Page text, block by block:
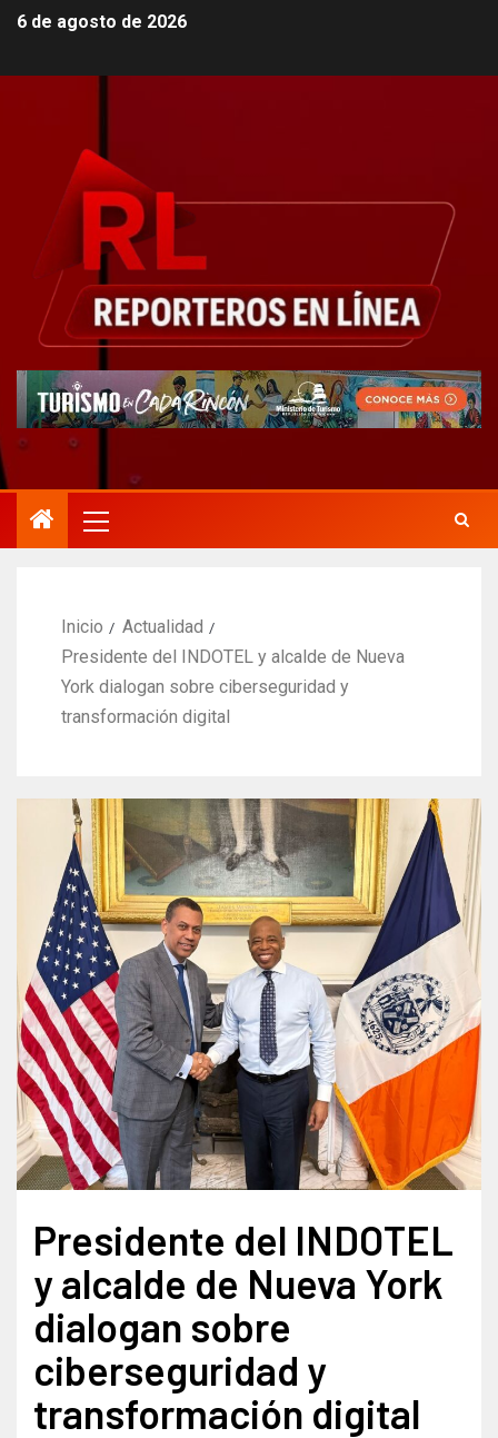
6 de agosto de 2026
Inicio
Actualidad
Presidente del INDOTEL y alcalde de Nueva
York dialogan sobre ciberseguridad y
transformación digital
Presidente del INDOTEL
y alcalde de Nueva York
dialogan sobre
ciberseguridad y
transformación digital